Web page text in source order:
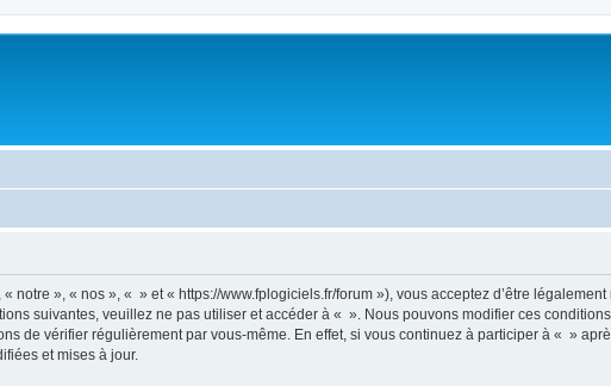
notre », « nos », « » et « https://www.fplogiciels.fr/forum »), vous acceptez d’être
suivantes, veuillez ne pas utiliser et accéder à « ». Nous pouvons modifier ces
de vérifier régulièrement par vous-même. En effet, si vous continuez à participer à « »
et mises à jour.